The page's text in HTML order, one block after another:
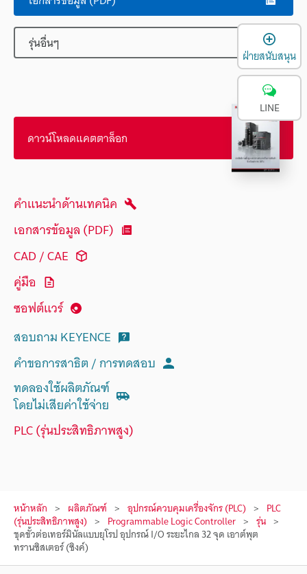
รุ่นอื่นๆ
ดาวน์โหลดแคตตาล็อก
คำแนะนำด้านเทคนิค
เอกสารข้อมูล (PDF)
CAD / CAE
คู่มือ
ซอฟต์แวร์
สอบถาม KEYENCE
คำขอการสาธิต / การทดสอบ
ทดลองใช้ผลิตภัณฑ์
โดยไม่เสียค่าใช้จ่าย
PLC (รุ่นประสิทธิภาพสูง)
หน้าหลัก ผลิตภัณฑ์ อุปกรณ์ควบคุมเครื่องจักร (PLC) PLC
(รุ่นประสิทธิภาพสูง) Programmable Logic Controller รุ่น
ชุดขั้วต่อเทอร์มินัลแบบยุโรป อุปกรณ์ I/O ระยะไกล 32 จุด เอาต์พุต
ทรานซิสเตอร์ (ซิงค์)
ฝ่ายสนับสนุน
LINE